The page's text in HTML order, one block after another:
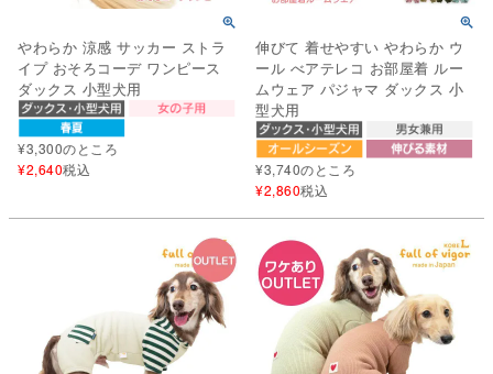
やわらか 涼感 サッカー ストラ
イプ おそろコーデ ワンピース
ダックス 小型犬用
¥3,300のところ
¥2,640税込
伸びて 着せやすい やわらか ウ
ール べアテレコ お部屋着 ルー
ムウェア パジャマ ダックス 小
型犬用
¥3,740のところ
¥2,860税込